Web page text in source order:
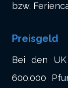
bzw.
Preisgeld
Bei den
600.000